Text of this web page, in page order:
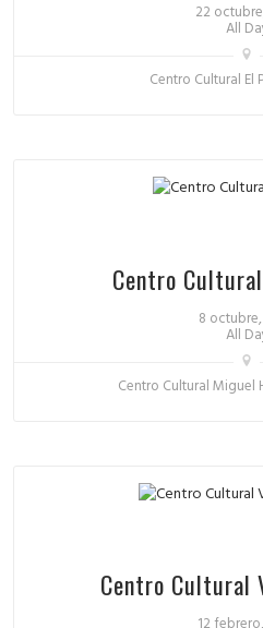
22
All
Centro Cultural El
Centro
8
All
Centro Cultural Miguel
Centro Cultural